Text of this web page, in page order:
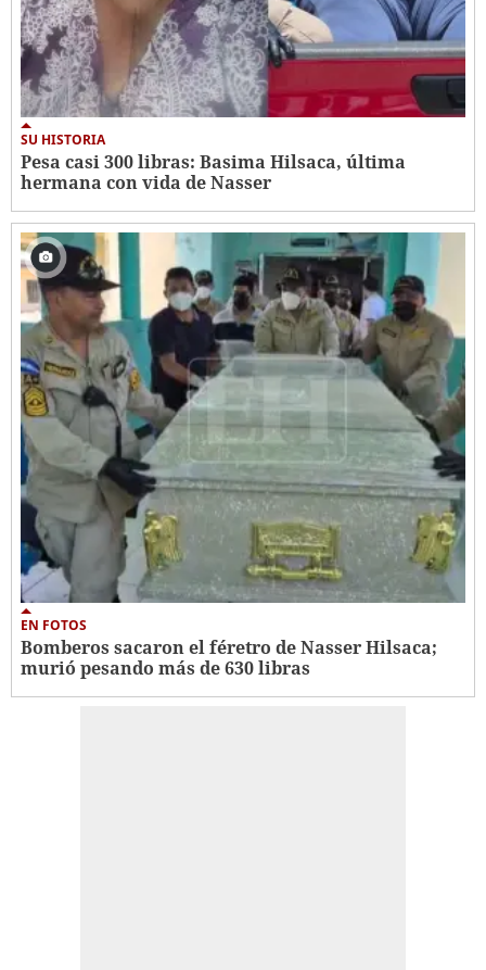
SU HISTORIA
Pesa casi 300 libras: Basima Hilsaca, última
hermana con vida de Nasser
EN FOTOS
Bomberos sacaron el féretro de Nasser Hilsaca;
murió pesando más de 630 libras